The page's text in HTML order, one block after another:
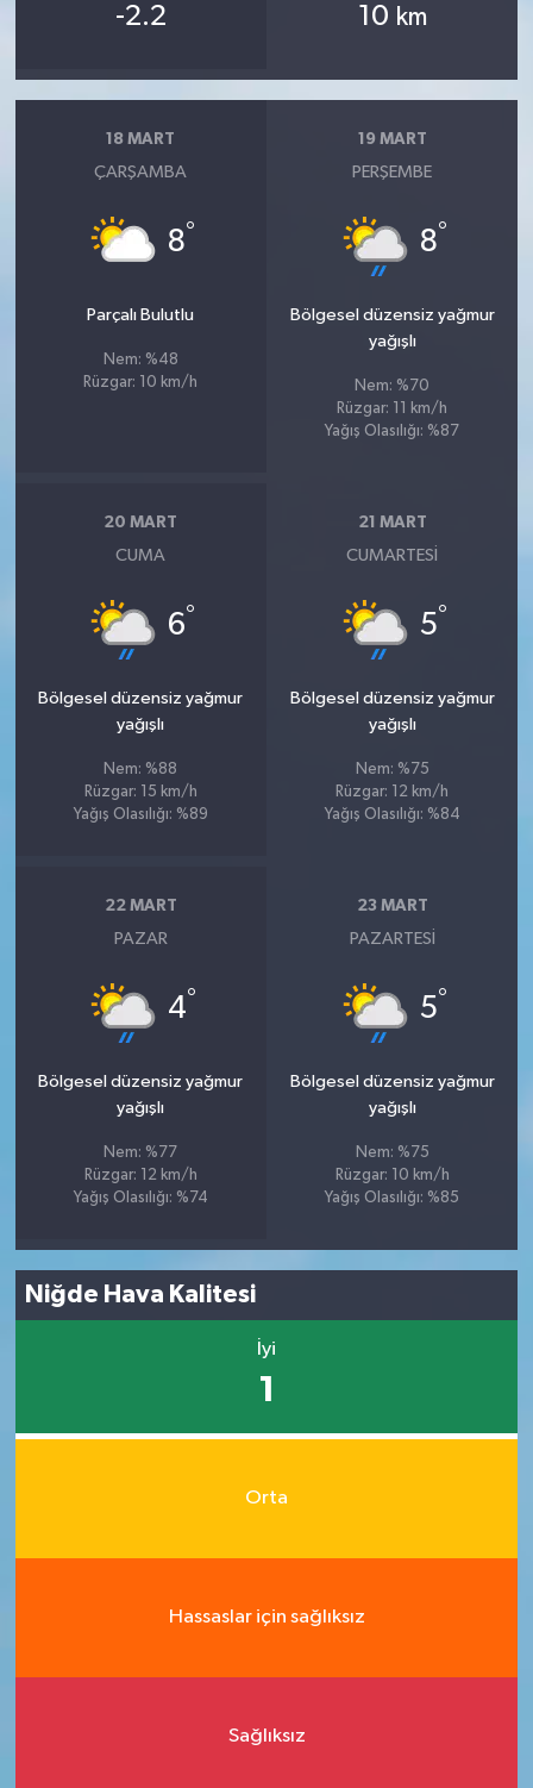
-2.2 10 km
18 MART
ÇARŞAMBA
8°
Parçalı Bulutlu
Nem: %48
Rüzgar: 10 km/h
19 MART
PERŞEMBE
8°
Bölgesel düzensiz yağmur
yağışlı
Nem: %70
Rüzgar: 11 km/h
Yağış Olasılığı: %87
20 MART
CUMA
6°
Bölgesel düzensiz yağmur
yağışlı
Nem: %88
Rüzgar: 15 km/h
Yağış Olasılığı: %89
21 MART
CUMARTESI
5°
Bölgesel düzensiz yağmur
yağışlı
Nem: %75
Rüzgar: 12 km/h
Yağış Olasılığı: %84
22 MART
PAZAR
4°
Bölgesel düzensiz yağmur
yağışlı
Nem: %77
Rüzgar: 12 km/h
Yağış Olasılığı: %74
23 MART
PAZARTESI
5°
Bölgesel düzensiz yağmur
yağışlı
Nem: %75
Rüzgar: 10 km/h
Yağış Olasılığı: %85
Niğde Hava Kalitesi
İyi
1
Orta
Hassaslar için sağlıksız
Sağlıksız